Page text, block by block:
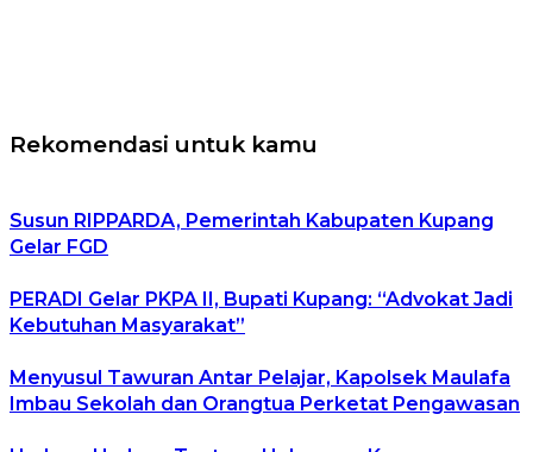
Rekomendasi untuk kamu
Susun RIPPARDA, Pemerintah Kabupaten Kupang
Gelar FGD
PERADI Gelar PKPA II, Bupati Kupang: “Advokat Jadi
Kebutuhan Masyarakat”
Menyusul Tawuran Antar Pelajar, Kapolsek Maulafa
Imbau Sekolah dan Orangtua Perketat Pengawasan